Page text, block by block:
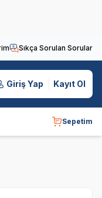
Sıkça Sorulan Sorular
Giriş Yap Kayıt Ol
Sepetim